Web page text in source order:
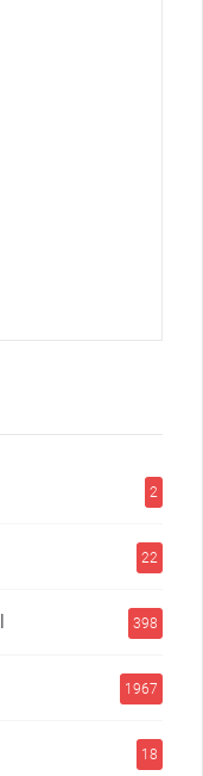
2
22
398
1967
18